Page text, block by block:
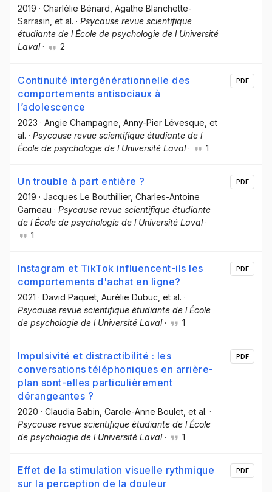
2019 · Charlélie Bénard , Agathe Blanchette-
Sarrasin , et al. · Psycause revue scientifique
étudiante de l École de psychologie de l Université
Laval· 2
Continuité intergénérationnelle des
comportements antisociaux à
l’adolescence
2023 · Angie Champagne , Anny-Pier Lévesque , et
al. · Psycause revue scientifique étudiante de l
École de psychologie de l Université Laval· 1
PDF
Un trouble à part entière ?
2019 · Jacques Le Bouthillier, Charles-Antoine
Garneau · Psycause revue scientifique étudiante
de l École de psychologie de l Université Laval·
1
PDF
Instagram et TikTok influencent-ils les
comportements d'achat en ligne?
2021 · David Paquet , Aurélie Dubuc , et al. ·
Psycause revue scientifique étudiante de l École
de psychologie de l Université Laval· 1
PDF
Impulsivité et distractibilité : les
conversations téléphoniques en arrière-
plan sont-elles particulièrement
dérangeantes ?
2020 · Claudia Babin , Carole-Anne Boulet , et al. ·
Psycause revue scientifique étudiante de l École
de psychologie de l Université Laval· 1
PDF
Effet de la stimulation visuelle rythmique
sur la perception de la douleur
PDF